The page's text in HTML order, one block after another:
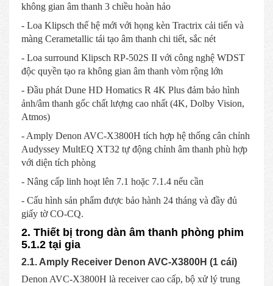
không gian âm thanh 3 chiều hoàn hảo
- Loa Klipsch thế hệ mới với họng kèn Tractrix cải tiến và
màng Cerametallic tái tạo âm thanh chi tiết, sắc nét
- Loa surround Klipsch RP-502S II với công nghệ WDST
độc quyền tạo ra không gian âm thanh vòm rộng lớn
- Đầu phát Dune HD Homatics R 4K Plus đảm bảo hình
ảnh/âm thanh gốc chất lượng cao nhất (4K, Dolby Vision,
Atmos)
- Amply Denon AVC-X3800H tích hợp hệ thống cân chỉnh
Audyssey MultEQ XT32 tự động chỉnh âm thanh phù hợp
với diện tích phòng
- Nâng cấp linh hoạt lên 7.1 hoặc 7.1.4 nếu cần
- Cấu hình sản phẩm được bảo hành 24 tháng và đầy đủ
giấy tờ CO-CQ.
2. Thiết bị trong dàn âm thanh phòng phim
5.1.2 tại gia
2.1. Amply Receiver Denon AVC-X3800H (1 cái)
Denon AVC-X3800H là receiver cao cấp, bộ xử lý trung